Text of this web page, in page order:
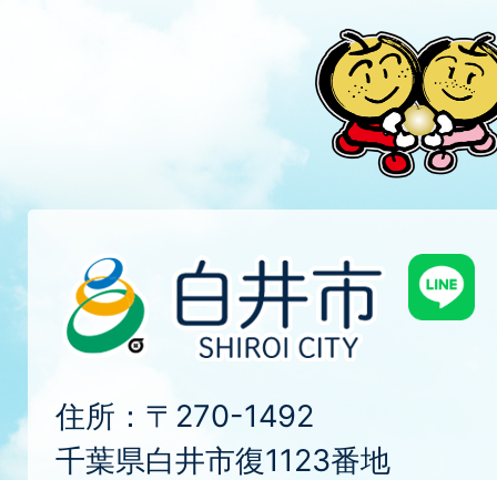
住所：〒270-1492
千葉県白井市復1123番地